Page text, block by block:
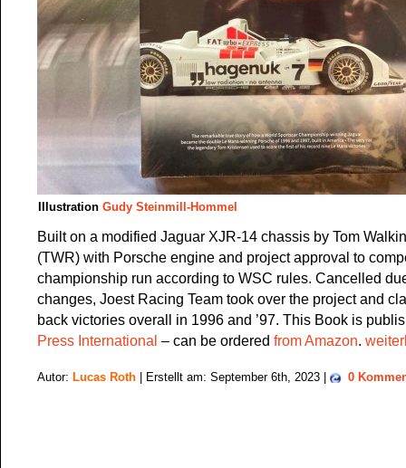
Illustration Gudy Steinmill-Hommel
Built on a modified Jaguar XJR-14 chassis by Tom
(TWR) with Porsche engine and project approval to
championship run according to WSC rules. Cancelled
changes, Joest Racing Team took over the project and
back victories overall in 1996 and ’97. This Book is
Press International – can be ordered from Amazon.
Autor: Lucas Roth | Erstellt am: September 6th, 2023 | 0